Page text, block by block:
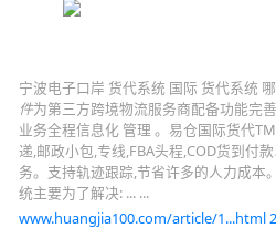
宁波电子口岸 货代系统 国际 货代系统
件为第三方跨境物流服务商配备功能完
业务全程信息化 管理 。易仓国际货代
递,邮政小包,专线,FBA头程,COD货到付
务。支持轨迹跟踪,节省许多的人力成本
统主要为了解决: ... ...
www.huangjia100.com/article/1...html